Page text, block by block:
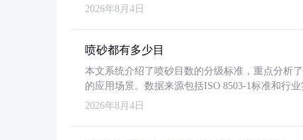
2026年8月4日
喷砂都有多少目
本文系统介绍了喷砂目数的分级标准，重点分析
的应用场景。数据来源包括ISO 8503-1标准和行
2026年8月4日